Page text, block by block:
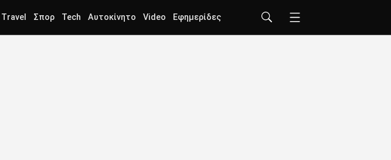
Travel Σπορ Tech Αυτοκίνητο Video Εφημερίδες